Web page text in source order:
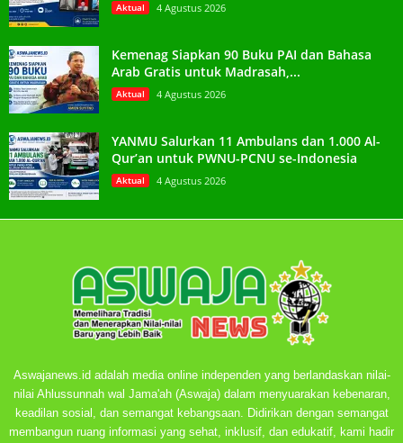
Aktual 4 Agustus 2026
Kemenag Siapkan 90 Buku PAI dan Bahasa
Arab Gratis untuk Madrasah,...
Aktual 4 Agustus 2026
YANMU Salurkan 11 Ambulans dan 1.000 Al-
Qur’an untuk PWNU-PCNU se-Indonesia
Aktual 4 Agustus 2026
Aswajanews.id adalah media online independen yang berlandaskan nilai-
nilai Ahlussunnah wal Jama'ah (Aswaja) dalam menyuarakan kebenaran,
keadilan sosial, dan semangat kebangsaan. Didirikan dengan semangat
membangun ruang informasi yang sehat, inklusif, dan edukatif, kami hadir